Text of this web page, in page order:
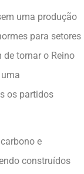
uma produção
para setores
tornar o Reino
os partidos
e
construídos